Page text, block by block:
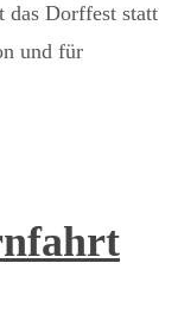
das Dorffest statt
und für